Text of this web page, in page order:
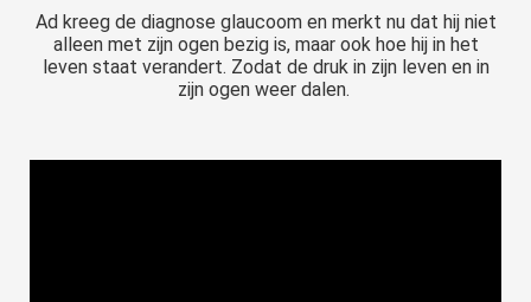
Ad kreeg de diagnose glaucoom en merkt nu dat hij niet
alleen met zijn ogen bezig is, maar ook hoe hij in het
leven staat verandert. Zodat de druk in zijn leven en in
zijn ogen weer dalen.